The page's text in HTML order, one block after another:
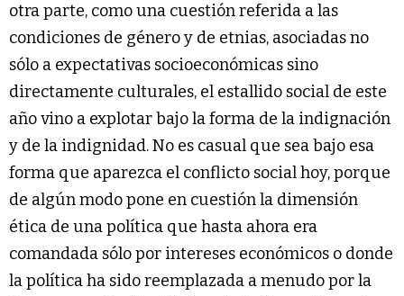
otra parte, como una cuestión referida a las
condiciones de género y de etnias, asociadas no
sólo a expectativas socioeconómicas sino
directamente culturales, el estallido social de este
año vino a explotar bajo la forma de la indignación
y de la indignidad. No es casual que sea bajo esa
forma que aparezca el conflicto social hoy, porque
de algún modo pone en cuestión la dimensión
ética de una política que hasta ahora era
comandada sólo por intereses económicos o donde
la política ha sido reemplazada a menudo por la